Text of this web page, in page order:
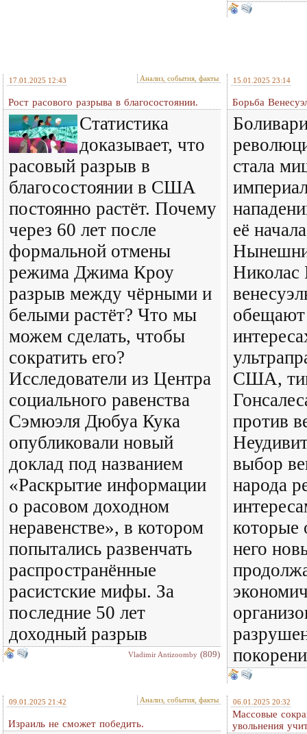
17.01.2025 12:43 Анализ, события, факты
Рост расового разрыва в благосостоянии.
Статистика
доказывает, что
расовый разрыв в
благосостоянии в США
постоянно растёт. Почему
через 60 лет после
формальной отмены
режима Джима Кроу
разрыв между чёрными и
белыми растёт? Что мы
можем сделать, чтобы
сократить его?
Исследователи из Центра
социального равенства
Сэмюэля Дюбуа Кука
опубликовали новый
доклад под названием
«Раскрытие информации
о расовом доходном
неравенстве», в котором
попытались развенчать
распространённые
расистские мифы. За
последние 50 лет
доходный разрыв
Vladimir Antizoomby (809)
15.01.2025 23:14
Борьба
стала
её
Николас
обещают
США,
против
выбор
народа
которые
него
09.01.2025 21:42 Анализ, события, факты
Израиль не сможет победить.
06.01.2025 20:32
Массовые
увольнения